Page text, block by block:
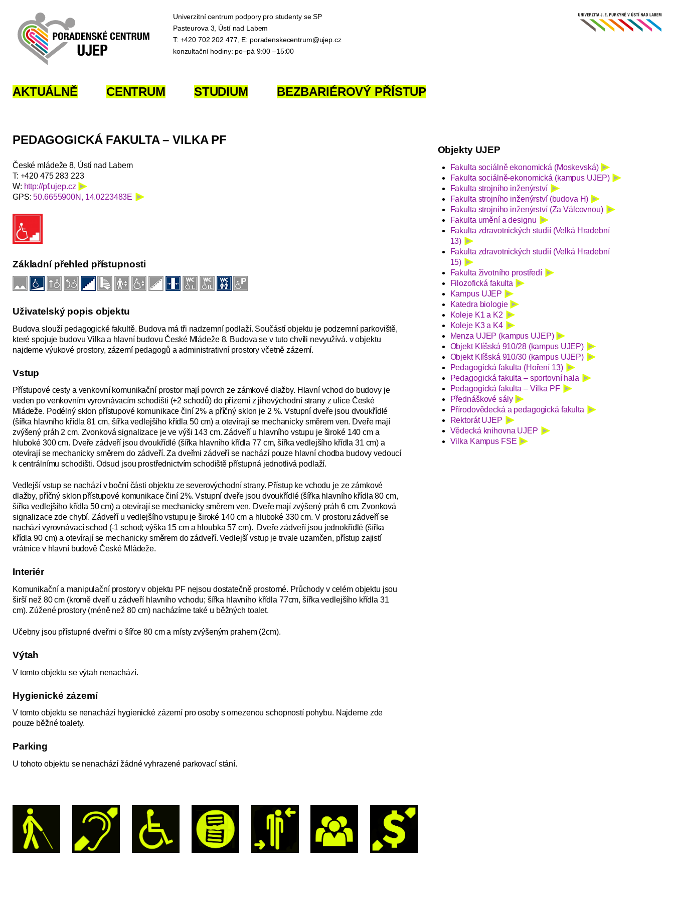
Univerzitní centrum podpory pro studenty se SP
Pasteurova 3, Ústí nad Labem
T: +420 702 202 477, E: poradenskecentrum@ujep.cz
konzultační hodiny: po–pá 9:00 –15:00
AKTUÁLNĚ CENTRUM STUDIUM BEZBARIÉROVÝ PŘÍSTUP
PEDAGOGICKÁ FAKULTA – VILKA PF
České mládeže 8, Ústí nad Labem
T: +420 475 283 223
W: http://pf.ujep.cz
GPS:50.6655900N, 14.0223483E
Základní přehled přístupnosti
Uživatelský popis objektu
Budova slouží pedagogické fakultě. Budova má tři nadzemní podlaží. Součástí objektu je podzemní parkoviště,
které spojuje budovu Vilka a hlavní budovu České Mládeže 8. Budova se v tuto chvíli nevyužívá. v objektu
najdeme výukové prostory, zázemí pedagogů a administrativní prostory včetně zázemí.
Vstup
Přístupové cesty a venkovní komunikační prostor mají povrch ze zámkové dlažby. Hlavní vchod do budovy je
veden po venkovním vyrovnávacím schodišti (+2 schodů) do přízemí z jihovýchodní strany z ulice České
Mládeže. Podélný sklon přístupové komunikace činí 2% a příčný sklon je 2 %. Vstupní dveře jsou dvoukřídlé
(šířka hlavního křídla 81 cm, šířka vedlejšího křídla 50 cm) a otevírají se mechanicky směrem ven. Dveře mají
zvýšený práh 2 cm. Zvonková signalizace je ve výši 143 cm. Zádveří u hlavního vstupu je široké 140 cm a
hluboké 300 cm. Dveře zádveří jsou dvoukřídlé (šířka hlavního křídla 77 cm, šířka vedlejšího křídla 31 cm) a
otevírají se mechanicky směrem do zádveří. Za dveřmi zádveří se nachází pouze hlavní chodba budovy vedoucí
k centrálnímu schodišti. Odsud jsou prostřednictvím schodiště přístupná jednotlivá podlaží.
Vedlejší vstup se nachází v boční části objektu ze severovýchodní strany. Přístup ke vchodu je ze zámkové
dlažby, příčný sklon přístupové komunikace činí 2%. Vstupní dveře jsou dvoukřídlé (šířka hlavního křídla 80 cm,
šířka vedlejšího křídla 50 cm) a otevírají se mechanicky směrem ven. Dveře mají zvýšený práh 6 cm. Zvonková
signalizace zde chybí. Zádveří u vedlejšího vstupu je široké 140 cm a hluboké 330 cm. V prostoru zádveří se
nachází vyrovnávací schod (-1 schod; výška 15 cm a hloubka 57 cm). Dveře zádveří jsou jednokřídlé (šířka
křídla 90 cm) a otevírají se mechanicky směrem do zádveří. Vedlejší vstup je trvale uzamčen, přístup zajistí
vrátnice v hlavní budově České Mládeže.
Interiér
Komunikační a manipulační prostory v objektu PF nejsou dostatečně prostorné. Průchody v celém objektu jsou
širší než 80 cm (kromě dveří u zádveří hlavního vchodu; šířka hlavního křídla 77cm, šířka vedlejšího křídla 31
cm). Zúžené prostory (méně než 80 cm) nacházíme také u běžných toalet.
Učebny jsou přístupné dveřmi o šířce 80 cm a místy zvýšeným prahem (2cm).
Výtah
V tomto objektu se výtah nenachází.
Hygienické zázemí
V tomto objektu se nenachází hygienické zázemí pro osoby s omezenou schopností pohybu. Najdeme zde
pouze běžné toalety.
Parking
U tohoto objektu se nenachází žádné vyhrazené parkovací stání.
Objekty UJEP
Fakulta sociálně ekonomická (Moskevská)
Fakulta sociálně-ekonomická (kampus UJEP)
Fakulta strojního inženýrství
Fakulta strojního inženýrství (budova H)
Fakulta strojního inženýrství (Za Válcovnou)
Fakulta umění a designu
Fakulta zdravotnických studií (Velká Hradební
13)
Fakulta zdravotnických studií (Velká Hradební
15)
Fakulta životního prostředí
Filozofická fakulta
Kampus UJEP
Katedra biologie
Koleje K1 a K2
Koleje K3 a K4
Menza UJEP (kampus UJEP)
Objekt Klíšská 910/28 (kampus UJEP)
Objekt Klíšská 910/30 (kampus UJEP)
Pedagogická fakulta (Hoření 13)
Pedagogická fakulta – sportovní hala
Pedagogická fakulta – Vilka PF
Přednáškové sály
Přírodovědecká a pedagogická fakulta
Rektorát UJEP
Vědecká knihovna UJEP
Vilka Kampus FSE